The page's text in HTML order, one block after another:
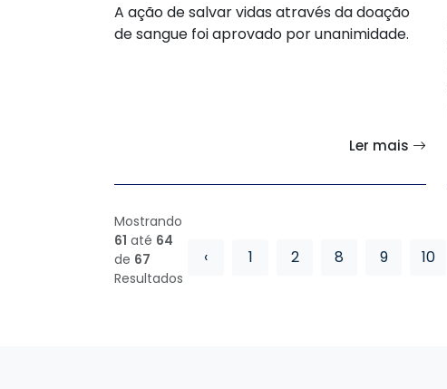
A ação de salvar vidas através da doação
de sangue foi aprovado por unanimidade.
Ler mais
Mostrando
61 até 64
de 67
Resultados
‹ 1 2 8 9 10